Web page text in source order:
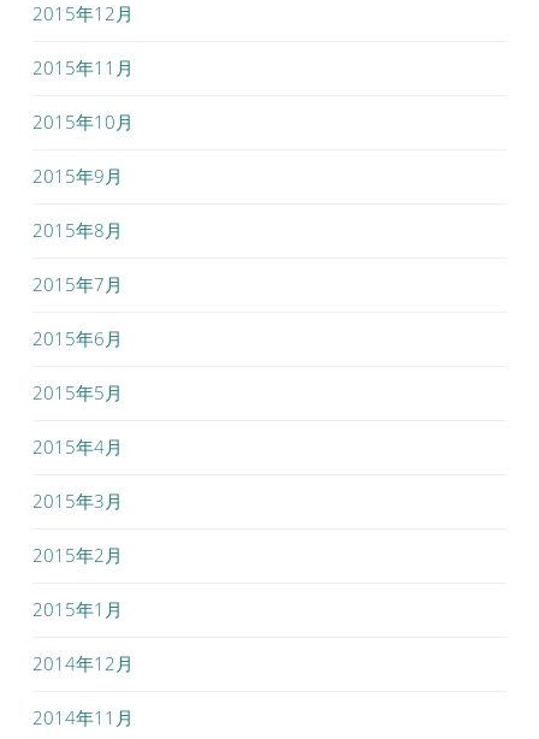
2015年12月
2015年11月
2015年10月
2015年9月
2015年8月
2015年7月
2015年6月
2015年5月
2015年4月
2015年3月
2015年2月
2015年1月
2014年12月
2014年11月